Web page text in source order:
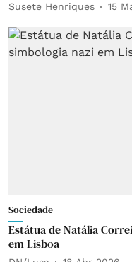
Susete Henriques 15
Sociedade
Estátua de Natália
em Lisboa